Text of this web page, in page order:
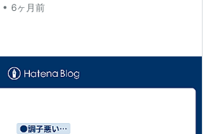
• 6ヶ月前